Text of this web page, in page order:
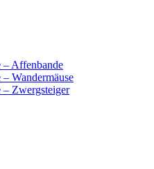
– Affenbande
Wandermäuse
– Zwergsteiger